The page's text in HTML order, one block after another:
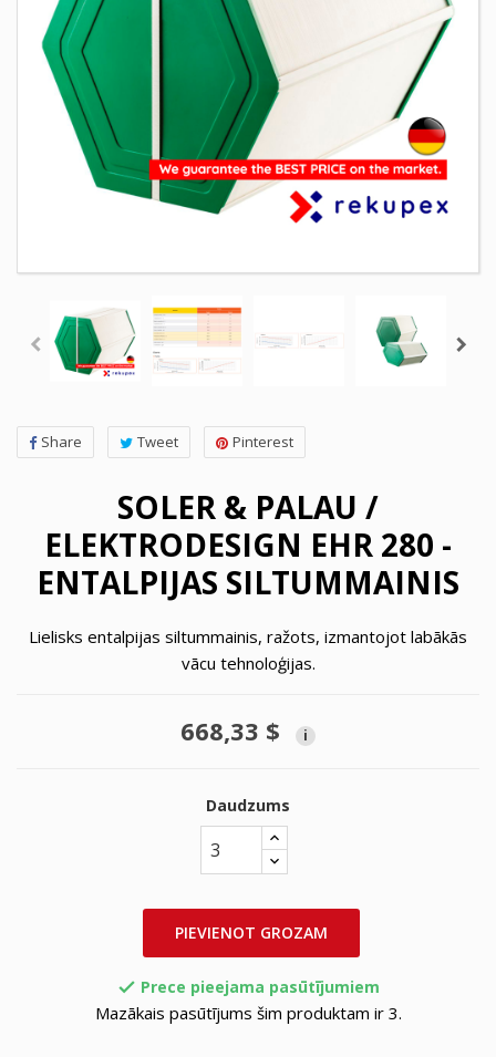
Share Tweet Pinterest
SOLER & PALAU /
ELEKTRODESIGN EHR 280 -
ENTALPIJAS SILTUMMAINIS
Lielisks entalpijas siltummainis, ražots, izmantojot labākās
vācu tehnoloģijas.
668,33 $ i
Daudzums
PIEVIENOT GROZAM
 Prece pieejama pasūtījumiem
Mazākais pasūtījums šim produktam ir 3.